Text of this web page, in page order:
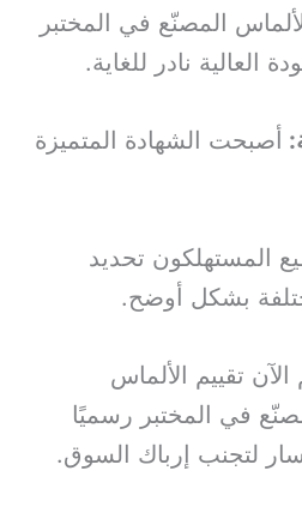
المصنّع في المختبر
العالية نادر للغاية.
أصبحت الشهادة المتميزة
المستهلكون تحديد
بشكل أوضح.
الآن تقييم الألماس
في المختبر رسميًا
لتجنب إرباك السوق.